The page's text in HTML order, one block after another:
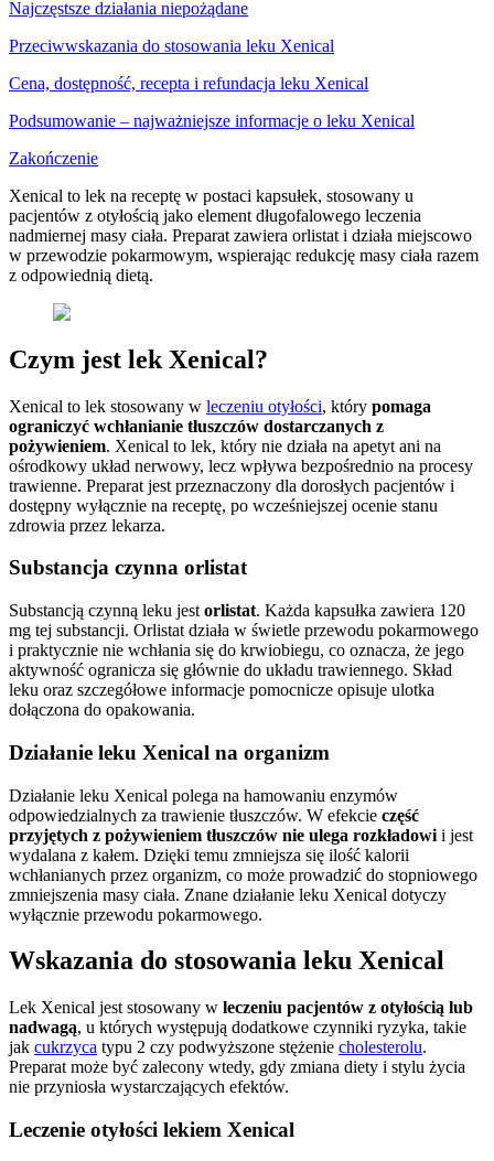
Najczęstsze działania niepożądane
Przeciwwskazania do stosowania leku Xenical
Cena, dostępność, recepta i refundacja leku Xenical
Podsumowanie – najważniejsze informacje o leku Xenical
Zakończenie
Xenical to lek na receptę w postaci kapsułek, stosowany u
pacjentów z otyłością jako element długofalowego leczenia
nadmiernej masy ciała. Preparat zawiera orlistat i działa miejscowo
w przewodzie pokarmowym, wspierając redukcję masy ciała razem
z odpowiednią dietą.
Czym jest lek Xenical?
Xenical to lek stosowany w leczeniu otyłości, który pomaga
ograniczyć wchłanianie tłuszczów dostarczanych z
pożywieniem. Xenical to lek, który nie działa na apetyt ani na
ośrodkowy układ nerwowy, lecz wpływa bezpośrednio na procesy
trawienne. Preparat jest przeznaczony dla dorosłych pacjentów i
dostępny wyłącznie na receptę, po wcześniejszej ocenie stanu
zdrowia przez lekarza.
Substancja czynna orlistat
Substancją czynną leku jest orlistat. Każda kapsułka zawiera 120
mg tej substancji. Orlistat działa w świetle przewodu pokarmowego
i praktycznie nie wchłania się do krwiobiegu, co oznacza, że jego
aktywność ogranicza się głównie do układu trawiennego. Skład
leku oraz szczegółowe informacje pomocnicze opisuje ulotka
dołączona do opakowania.
Działanie leku Xenical na organizm
Działanie leku Xenical polega na hamowaniu enzymów
odpowiedzialnych za trawienie tłuszczów. W efekcie część
przyjętych z pożywieniem tłuszczów nie ulega rozkładowi i jest
wydalana z kałem. Dzięki temu zmniejsza się ilość kalorii
wchłanianych przez organizm, co może prowadzić do stopniowego
zmniejszenia masy ciała. Znane działanie leku Xenical dotyczy
wyłącznie przewodu pokarmowego.
Wskazania do stosowania leku Xenical
Lek Xenical jest stosowany w leczeniu pacjentów z otyłością lub
nadwagą, u których występują dodatkowe czynniki ryzyka, takie
jak cukrzyca typu 2 czy podwyższone stężenie cholesterolu.
Preparat może być zalecony wtedy, gdy zmiana diety i stylu życia
nie przyniosła wystarczających efektów.
Leczenie otyłości lekiem Xenical